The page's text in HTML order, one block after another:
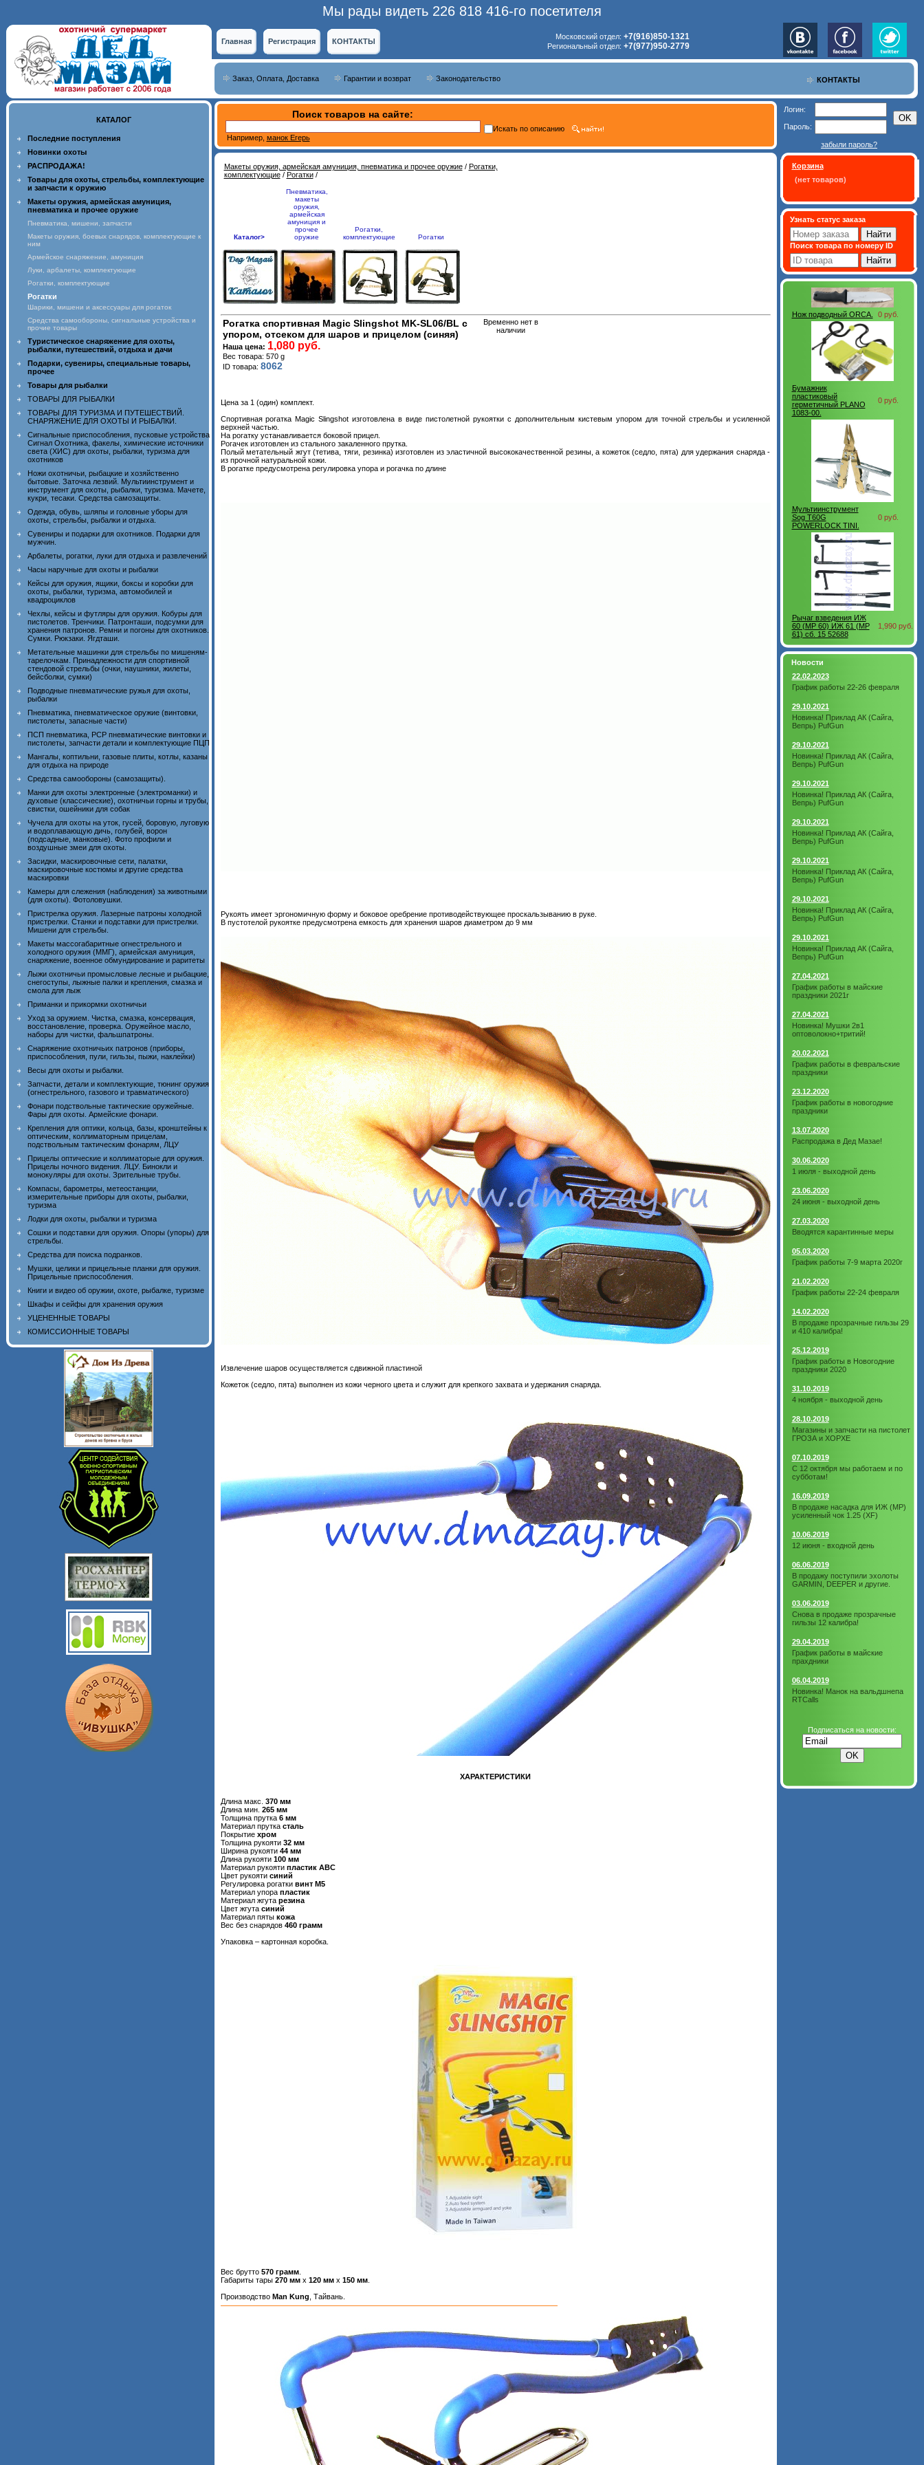
Мы рады видеть 226 818 416-го посетителя
Главная Регистрация КОНТАКТЫ
Московский отдел: +7(916)850-1321
Региональный отдел: +7(977)950-2779
КОНТАКТЫ
Заказ, Оплата, Доставка Гарантии и возврат Законодательство
КАТАЛОГ
Последние поступления
Новинки охоты
РАСПРОДАЖА!
Товары для охоты, стрельбы, комплектующие
и запчасти к оружию
Макеты оружия, армейская амуниция,
пневматика и прочее оружие
Пневматика, мишени, запчасти
Макеты оружия, боевых снарядов, комплектующие к
ним
Армейское снаряжение, амуниция
Луки, арбалеты, комплектующие
Рогатки, комплектующие
Рогатки
Шарики, мишени и аксессуары для рогаток
Средства самообороны, сигнальные устройства и
прочие товары
Туристическое снаряжение для охоты,
рыбалки, путешествий, отдыха и дачи
Подарки, сувениры, специальные товары,
прочее
Товары для рыбалки
ТОВАРЫ ДЛЯ РЫБАЛКИ
ТОВАРЫ ДЛЯ ТУРИЗМА И ПУТЕШЕСТВИЙ.
СНАРЯЖЕНИЕ ДЛЯ ОХОТЫ И РЫБАЛКИ.
Сигнальные приспособления, пусковые устройства
Сигнал Охотника, факелы, химические источники
света (ХИС) для охоты, рыбалки, туризма для
охотников
Ножи охотничьи, рыбацкие и хозяйственно
бытовые. Заточка лезвий. Мультиинструмент и
инструмент для охоты, рыбалки, туризма. Мачете,
кукри, тесаки. Средства самозащиты.
Одежда, обувь, шляпы и головные уборы для
охоты, стрельбы, рыбалки и отдыха.
Сувениры и подарки для охотников. Подарки для
мужчин.
Арбалеты, рогатки, луки для отдыха и развлечений
Часы наручные для охоты и рыбалки
Кейсы для оружия, ящики, боксы и коробки для
охоты, рыбалки, туризма, автомобилей и
квадроциклов
Чехлы, кейсы и футляры для оружия. Кобуры для
пистолетов. Тренчики. Патронташи, подсумки для
хранения патронов. Ремни и погоны для охотников.
Сумки. Рюкзаки. Ягдташи.
Метательные машинки для стрельбы по мишеням-
тарелочкам. Принадлежности для спортивной
стендовой стрельбы (очки, наушники, жилеты,
бейсболки, сумки)
Подводные пневматические ружья для охоты,
рыбалки
Пневматика, пневматическое оружие (винтовки,
пистолеты, запасные части)
ПСП пневматика, PCP пневматические винтовки и
пистолеты, запчасти детали и комплектующие ПЦП
Мангалы, коптильни, газовые плиты, котлы, казаны
для отдыха на природе
Средства самообороны (самозащиты).
Манки для охоты электронные (электроманки) и
духовые (классические), охотничьи горны и трубы,
свистки, ошейники для собак
Чучела для охоты на уток, гусей, боровую, луговую
и водоплавающую дичь, голубей, ворон
(подсадные, манковые). Фото профили и
воздушные змеи для охоты.
Засидки, маскировочные сети, палатки,
маскировочные костюмы и другие средства
маскировки
Камеры для слежения (наблюдения) за животными
(для охоты). Фотоловушки.
Пристрелка оружия. Лазерные патроны холодной
пристрелки. Станки и подставки для пристрелки.
Мишени для стрельбы.
Макеты массогабаритные огнестрельного и
холодного оружия (ММГ), армейская амуниция,
снаряжение, военное обмундирование и раритеты
Лыжи охотничьи промысловые лесные и рыбацкие,
снегоступы, лыжные палки и крепления, смазка и
смола для лыж
Приманки и прикормки охотничьи
Уход за оружием. Чистка, смазка, консервация,
восстановление, проверка. Оружейное масло,
наборы для чистки, фальшпатроны.
Снаряжение охотничьих патронов (приборы,
приспособления, пули, гильзы, пыжи, наклейки)
Весы для охоты и рыбалки.
Запчасти, детали и комплектующие, тюнинг оружия
(огнестрельного, газового и травматического)
Фонари подствольные тактические оружейные.
Фары для охоты. Армейские фонари.
Крепления для оптики, кольца, базы, кронштейны к
оптическим, коллиматорным прицелам,
подствольным тактическим фонарям, ЛЦУ
Прицелы оптические и коллиматорые для оружия.
Прицелы ночного видения. ЛЦУ. Бинокли и
монокуляры для охоты. Зрительные трубы.
Компасы, барометры, метеостанции,
измерительные приборы для охоты, рыбалки,
туризма
Лодки для охоты, рыбалки и туризма
Сошки и подставки для оружия. Опоры (упоры) для
стрельбы.
Средства для поиска подранков.
Мушки, целики и прицельные планки для оружия.
Прицельные приспособления.
Книги и видео об оружии, охоте, рыбалке, туризме
Шкафы и сейфы для хранения оружия
УЦЕНЕННЫЕ ТОВАРЫ
КОМИССИОННЫЕ ТОВАРЫ
Поиск товаров на сайте:
Например, манок Егерь
Искать по описанию
Макеты оружия, армейская амуниция, пневматика и прочее оружие/ Рогатки,
комплектующие/ Рогатки/
Каталог>
Пневматика,
макеты
оружия,
армейская
амуниция и
прочее
оружие
Рогатки,
комплектующие
Рогатки
Рогатка спортивная Magic Slingshot MK-SL06/BL с
упором, отсеком для шаров и прицелом (синяя)
Наша цена: 1,080 руб.
Вес товара: 570 g
ID товара: 8062
Временно нет в
наличии
Цена за 1 (один) комплект.
Спортивная рогатка Magic Slingshot изготовлена в виде пистолетной рукоятки с дополнительным кистевым упором для точной стрельбы и усиленной
верхней частью.
На рогатку устанавливается боковой прицел.
Рогачек изготовлен из стального закаленного прутка.
Полый метательный жгут (тетива, тяги, резинка) изготовлен из эластичной высококачественной резины, а кожеток (седло, пята) для удержания снаряда -
из прочной натуральной кожи.
В рогатке предусмотрена регулировка упора и рогачка по длине
Рукоять имеет эргономичную форму и боковое оребрение противодействующее проскальзыванию в руке.
В пустотелой рукоятке предусмотрена емкость для хранения шаров диаметром до 9 мм
Извлечение шаров осуществляется сдвижной пластиной
Кожеток (седло, пята) выполнен из кожи черного цвета и служит для крепкого захвата и удержания снаряда.
ХАРАКТЕРИСТИКИ
Длина макс. 370 мм
Длина мин. 265 мм
Толщина прутка 6 мм
Материал прутка сталь
Покрытие хром
Толщина рукояти 32 мм
Ширина рукояти 44 мм
Длина рукояти 100 мм
Материал рукояти пластик АВС
Цвет рукояти синий
Регулировка рогатки винт М5
Материал упора пластик
Материал жгута резина
Цвет жгута синий
Материал пяты кожа
Вес без снарядов 460 грамм
Упаковка – картонная коробка.
Вес брутто 570 грамм.
Габариты тары 270 ммх 120 ммх 150 мм.
Производство Man Kung , Тайвань.
Логин:
Пароль:
забыли пароль?
Корзина
(нет товаров)
Узнать статус заказа
Поиск товара по номеру ID
Нож подводный ORCA. 0 руб.
Бумажник
пластиковый
герметичный PLANO
1083-00.
0 руб.
Мультиинструмент
Sog T60G
POWERLOCK TINI.
0 руб.
Рычаг взведения ИЖ
60 (MP 60) ИЖ 61 (MP
61) сб. 15 52688
1,990 руб.
Новости
22.02.2023
График работы 22-26 февраля
29.10.2021
Новинка! Приклад АК (Сайга,
Вепрь) PufGun
29.10.2021
Новинка! Приклад АК (Сайга,
Вепрь) PufGun
29.10.2021
Новинка! Приклад АК (Сайга,
Вепрь) PufGun
29.10.2021
Новинка! Приклад АК (Сайга,
Вепрь) PufGun
29.10.2021
Новинка! Приклад АК (Сайга,
Вепрь) PufGun
29.10.2021
Новинка! Приклад АК (Сайга,
Вепрь) PufGun
29.10.2021
Новинка! Приклад АК (Сайга,
Вепрь) PufGun
27.04.2021
График работы в майские
праздники 2021г
27.04.2021
Новинка! Мушки 2в1
оптоволокно+тритий!
20.02.2021
График работы в февральские
праздники
23.12.2020
График работы в новогодние
праздники
13.07.2020
Распродажа в Дед Мазае!
30.06.2020
1 июля - выходной день
23.06.2020
24 июня - выходной день
27.03.2020
Вводятся карантинные меры
05.03.2020
График работы 7-9 марта 2020г
21.02.2020
График работы 22-24 февраля
14.02.2020
В продаже прозрачные гильзы 29
и 410 калибра!
25.12.2019
График работы в Новогодние
праздники 2020
31.10.2019
4 ноября - выходной день
28.10.2019
Магазины и запчасти на пистолет
ГРОЗА и ХОРХЕ
07.10.2019
С 12 октября мы работаем и по
субботам!
16.09.2019
В продаже насадка для ИЖ (МР)
усиленный чок 1.25 (XF)
10.06.2019
12 июня - входной день
06.06.2019
В продажу поступили эхолоты
GARMIN, DEEPER и другие.
03.06.2019
Снова в продаже прозрачные
гильзы 12 калибра!
29.04.2019
График работы в майские
прахдники
06.04.2019
Новинка! Манок на вальдшнепа
RTCalls
Подписаться на новости: